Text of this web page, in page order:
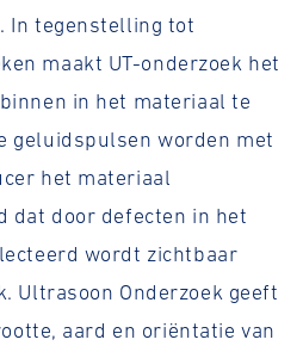
In tegenstelling tot
maakt UT-onderzoek het
in het materiaal te
geluidspulsen worden met
het materiaal
dat door defecten in het
wordt zichtbaar
Ultrasoon Onderzoek geeft
aard en oriëntatie van